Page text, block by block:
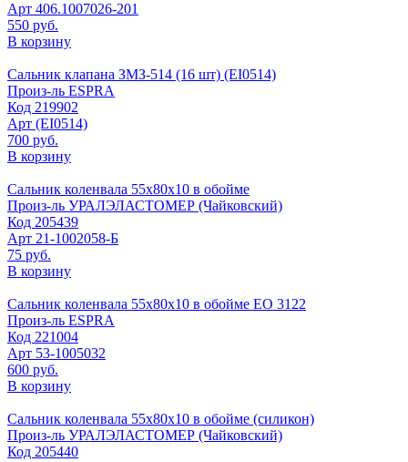
Арт 406.1007026-201
550 руб.
В корзину
Сальник клапана ЗМЗ-514 (16 шт) (EI0514)
Произ-ль ESPRA
Код 219902
Арт (EI0514)
700 руб.
В корзину
Сальник коленвала 55х80х10 в обойме
Произ-ль УРАЛЭЛАСТОМЕР (Чайковский)
Код 205439
Арт 21-1002058-Б
75 руб.
В корзину
Сальник коленвала 55х80х10 в обойме EO 3122
Произ-ль ESPRA
Код 221004
Арт 53-1005032
600 руб.
В корзину
Сальник коленвала 55х80х10 в обойме (силикон)
Произ-ль УРАЛЭЛАСТОМЕР (Чайковский)
Код 205440